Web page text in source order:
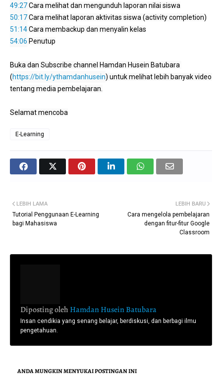
49:27
50:17
51:14
54:06 Penutup
Buka dan Subscribe channel Hamdan Husein Batubara
(https://bit.ly/ythamdanhusein) untuk melihat lebih banyak video
tentang media pembelajaran.
Selamat mencoba
E-Learning
LEBIH BARU
Cara mengelola pembelajaran
dengan fitur-fitur Google
Classroom
LEBIH LAMA
Tutorial Penggunaan E-Learning
bagi Mahasiswa
Diposting oleh Hamdan Husein Batubara
Insan cendikia yang senang belajar, berdiskusi, dan berbagi ilmu
pengetahuan.
ANDA MUNGKIN MENYUKAI POSTINGAN INI